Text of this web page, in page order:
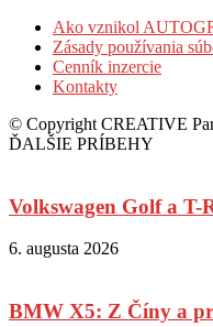
Ako vznikol
Zásady používania
Cenník inzercie
Kontakty
© Copyright CREATIVE
ĎALŠIE PRÍBEHY
Volkswagen Golf a
6. augusta 2026
BMW X5: Z Číny a